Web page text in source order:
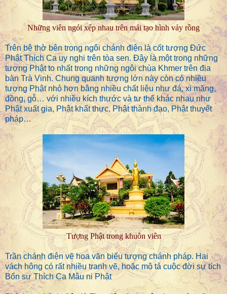
Những viên ngói xếp nhau trên mái tạo hình vảy rồng
Trên bệ thờ bên trong ngôi chánh điện là cốt tượng Đức
Phật Thích Ca uy nghi trên tòa sen. Đây là một trong những
tượng Phật to nhất trong những ngôi chùa Khmer trên địa
bàn Trà Vinh. Chung quanh tượng lớn này còn có nhiều
tượng Phật nhỏ hơn bằng nhiều chất liệu như đá, xi măng,
đồng, gỗ… với nhiều kích thước và tư thế khác nhau như
Phật xuất gia, Phật khất thực, Phật thành đạo, Phật thuyết
pháp…
Tượng Phật trong khuôn viên
Trần chánh điện vẽ hoa văn biểu tượng chánh pháp. Hai
vách hông có rất nhiều tranh vẽ, hoặc mô tả cuộc đời sự tích
Bổn sư Thích Ca Mâu ni Phật